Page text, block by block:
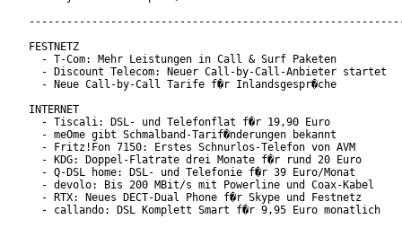
FESTNETZ
  - T-Com: Mehr Leistungen in Call & Surf Paketen
  - Discount Telecom: Neuer Call-by-Call-Anbieter startet
  - Neue Call-by-Call Tarife f�r Inlandsgespr�che
INTERNET
  - Tiscali: DSL- und Telefonflat f�r 19,90 Euro
  - meOme gibt Schmalband-Tarif�nderungen bekannt
  - Fritz!Fon 7150: Erstes Schnurlos-Telefon von AVM
  - KDG: Doppel-Flatrate drei Monate f�r rund 20 Euro
  - Q-DSL home: DSL- und Telefonie f�r 39 Euro/Monat
  - devolo: Bis 200 MBit/s mit Powerline und Coax-Kabel
  - RTX: Neues DECT-Dual Phone f�r Skype und Festnetz
  - callando: DSL Komplett Smart f�r 9,95 Euro monatlich